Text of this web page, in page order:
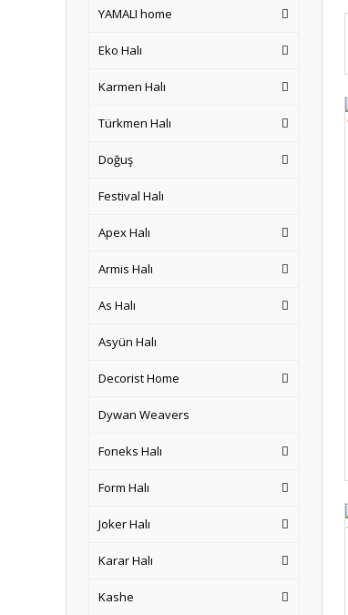
YAMALI home
Eko Halı
Karmen Halı
Türkmen Halı
Doğuş
Festival Halı
Apex Halı
Armis Halı
As Halı
Asyün Halı
Decorist Home
Dywan Weavers
Foneks Halı
Form Halı
Joker Halı
Karar Halı
Kashe